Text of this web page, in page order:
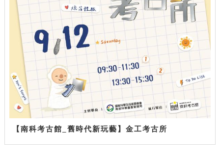
【南科考古館_舊時代新玩藝】金工考古所